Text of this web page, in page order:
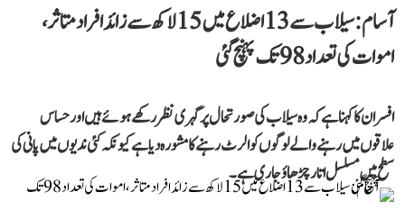
آسام: سیلاب سے 13 اضلاع میں 15 لاکھ سے زائد افراد متاثر،
اموات کی تعداد 98 تک پہنچ گئی
افسران کا کہنا ہے کہ وہ سیلاب کی صورتحال پر گہری نظر رکھے ہوئے ہیں اور حساس
علاقوں میں رہنے والے لوگوں کو الرٹ رہنے کا مشورہ دیا ہے کیونکہ کئی ندیوں میں پانی کی
سطح میں مسلسل اتار چڑھاؤ جاری ہے۔